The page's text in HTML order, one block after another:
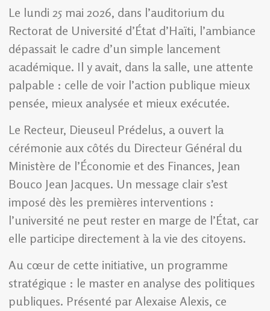
Le lundi 25 mai 2026, dans l’auditorium du
Rectorat de Université d’État d’Haïti, l’ambiance
dépassait le cadre d’un simple lancement
académique. Il y avait, dans la salle, une attente
palpable : celle de voir l’action publique mieux
pensée, mieux analysée et mieux exécutée.
Le Recteur, Dieuseul Prédelus, a ouvert la
cérémonie aux côtés du Directeur Général du
Ministère de l’Économie et des Finances, Jean
Bouco Jean Jacques. Un message clair s’est
imposé dès les premières interventions :
l’université ne peut rester en marge de l’État, car
elle participe directement à la vie des citoyens.
Au cœur de cette initiative, un programme
stratégique : le master en analyse des politiques
publiques. Présenté par Alexaise Alexis, ce